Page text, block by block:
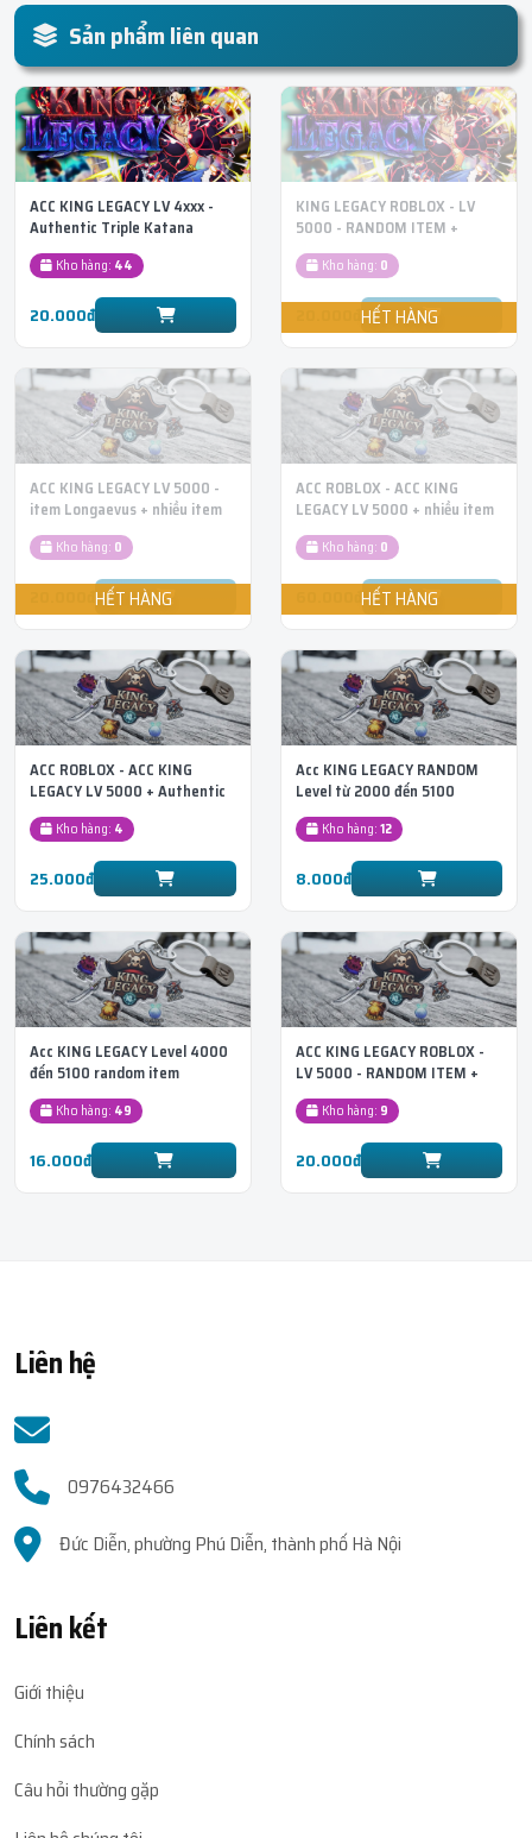
Sản phẩm liên quan
ACC KING LEGACY LV 4xxx -
Authentic Triple Katana
Sword và nhiều item đỏ khác
Kho hàng: 44
20.000đ
KING LEGACY ROBLOX - LV
5000 - RANDOM ITEM +
SWORD
Kho hàng: 0
ACC KING LEGACY LV 5000 -
item Longaevus + nhiều item
đỏ khác
Kho hàng: 0
ACC ROBLOX - ACC KING
LEGACY LV 5000 + nhiều item
đỏ khác + TRÁI BỘT RƯƠNG
Kho hàng: 0
60.000đ
ACC ROBLOX - ACC KING
LEGACY LV 5000 + Authentic
Triple Katana Sword
Kho hàng: 4
25.000đ
Acc KING LEGACY RANDOM
Level từ 2000 đến 5100
Kho hàng:12
8.000đ
Acc KING LEGACY Level 4000
đến 5100 random item
Kho hàng: 49
16.000đ
ACC KING LEGACY ROBLOX -
LV 5000 - RANDOM ITEM +
SWORD
Kho hàng: 9
20.000đ
Liên hệ
0976432466
Đức Diễn, phường Phú Diễn, thành phố Hà Nội
Liên kết
Giới thiệu
Chính sách
Câu hỏi thường gặp